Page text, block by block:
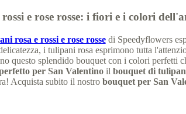
e rose rosse: i fiori e i colori
rosa e rossi e rose rossedi Speedyflowers
i tulipani rosa esprimono tutta
questo splendido bouquet con i colori perfetti
per San Valentinoil bouquet di
Acquista subito il nostrobouquet per San